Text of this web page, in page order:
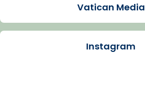
Santes de Mataró.
🔗tinyurl.com/cvu5jmbk
Vatican Media
Instagram